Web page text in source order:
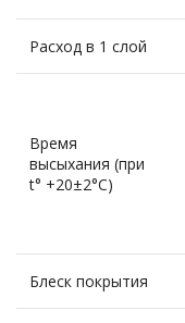
Расход в 1 слой
Время
высыхания (при
t° +20±2°C)
Блеск покрытия